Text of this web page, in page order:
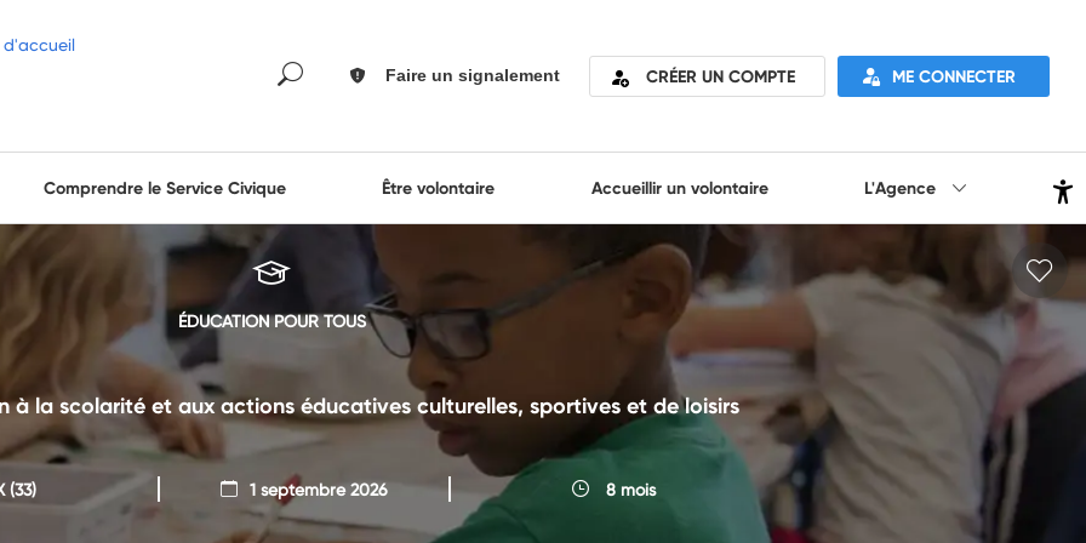
Faire un signalement CRÉER UN COMPTE ME CONNECTER
Comprendre le Service Civique Être volontaire Accueillir un volontaire L'Agence
ÉDUCATION POUR TOUS
à la scolarité et aux actions éducatives culturelles, sportives et de loisirs
(33) 1 septembre 2026 8 mois